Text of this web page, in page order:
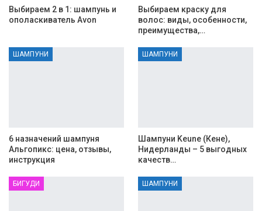
Выбираем 2 в 1: шампунь и
ополаскиватель Avon
Выбираем краску для
волос: виды, особенности,
преимущества,…
ШАМПУНИ
6 назначений шампуня
Альгопикс: цена, отзывы,
инструкция
ШАМПУНИ
Шампуни Keune (Кене),
Нидерланды – 5 выгодных
качеств…
БИГУДИ ШАМПУНИ